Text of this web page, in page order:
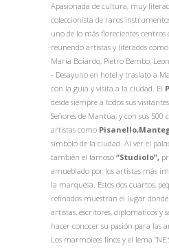
Apasionada de cultura, muy
coleccionista de raros
uno de lo más florecientes centros
reunendo artistas y literados
Maria Boiardo, Pietro Bembo,
- Desayuno en hotel y traslato a
con la guía y visita a la ciudad. El
desde siempre a todos sus
Señores de Mantúa, y con sus
artistas como
símbolo de la ciudad. Al ver el
también el famoso “Studiolo”,
amueblado por los artistas más
la marquesa. Estos dos cuartos,
refinados muestran el lugar
artistas, escritores, diplomaticos y
hacer conocer su pasión para las
Los marmolees finos y el lema “NE